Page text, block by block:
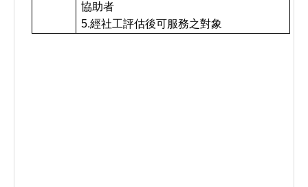
協助者
5.經社工評估後可服務之對象